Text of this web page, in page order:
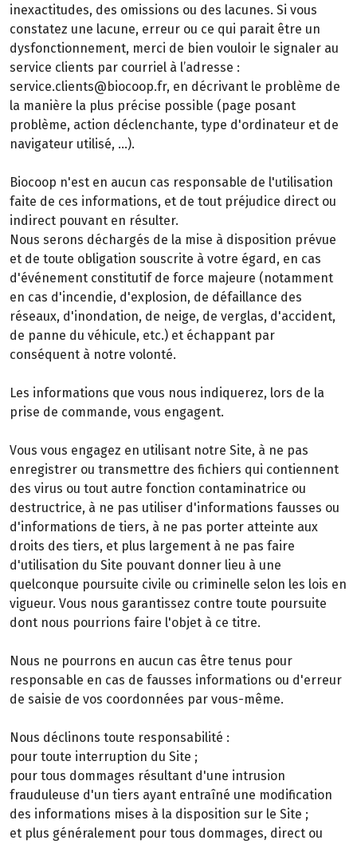
inexactitudes, des omissions ou des lacunes. Si vous
constatez une lacune, erreur ou ce qui parait être un
dysfonctionnement, merci de bien vouloir le signaler au
service clients par courriel à l’adresse :
service.clients@biocoop.fr, en décrivant le problème de
la manière la plus précise possible (page posant
problème, action déclenchante, type d'ordinateur et de
navigateur utilisé, …).
Biocoop n'est en aucun cas responsable de l'utilisation
faite de ces informations, et de tout préjudice direct ou
indirect pouvant en résulter.
Nous serons déchargés de la mise à disposition prévue
et de toute obligation souscrite à votre égard, en cas
d'événement constitutif de force majeure (notamment
en cas d'incendie, d'explosion, de défaillance des
réseaux, d'inondation, de neige, de verglas, d'accident,
de panne du véhicule, etc.) et échappant par
conséquent à notre volonté.
Les informations que vous nous indiquerez, lors de la
prise de commande, vous engagent.
Vous vous engagez en utilisant notre Site, à ne pas
enregistrer ou transmettre des fichiers qui contiennent
des virus ou tout autre fonction contaminatrice ou
destructrice, à ne pas utiliser d'informations fausses ou
d'informations de tiers, à ne pas porter atteinte aux
droits des tiers, et plus largement à ne pas faire
d'utilisation du Site pouvant donner lieu à une
quelconque poursuite civile ou criminelle selon les lois en
vigueur. Vous nous garantissez contre toute poursuite
dont nous pourrions faire l'objet à ce titre.
Nous ne pourrons en aucun cas être tenus pour
responsable en cas de fausses informations ou d'erreur
de saisie de vos coordonnées par vous-même.
Nous déclinons toute responsabilité :
pour toute interruption du Site ;
pour tous dommages résultant d'une intrusion
frauduleuse d'un tiers ayant entraîné une modification
des informations mises à la disposition sur le Site ;
et plus généralement pour tous dommages, direct ou